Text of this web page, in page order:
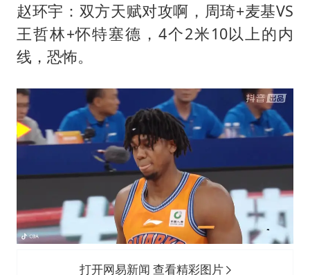
赵环宇：双方天赋对攻啊，周琦+麦基VS
王哲林+怀特塞德，4个2米10以上的内
线，恐怖。
打开网易新闻 查看精彩图片